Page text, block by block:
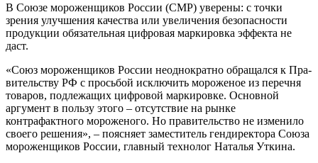
В Союзе мороженщиков России (СМР) уверены: с точки
зрения улучшения качества или увеличения безопасно­сти
продукции обязательная цифровая маркировка эффекта не
даст.
«Союз мороженщиков России неоднократно обращался к Пра­
вительству РФ с просьбой исклю­чить мороженое из перечня
товаров, подлежащих цифровой маркировке. Основной
аргумент в пользу этого – отсутствие на рынке
контрафактного мороженого. Но правительство не из­менило
своего решения», – поясняет заместитель гендиректора Союза
мо­роженщиков России, главный техно­лог Наталья Уткина.